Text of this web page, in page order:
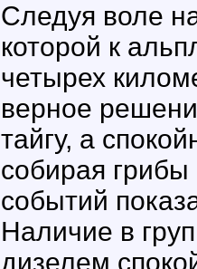
Следуя воле
которой к
четырех
верное
тайгу, а
собирая
событий
Наличие в
дизелем